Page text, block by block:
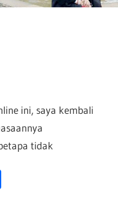
ini, saya kembali
tidak